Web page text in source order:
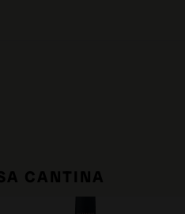
CANTINA